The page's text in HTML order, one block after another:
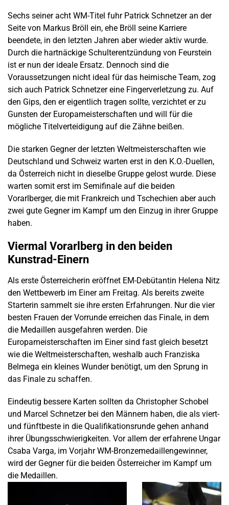
Sechs seiner acht WM-Titel fuhr Patrick Schnetzer an der
Seite von Markus Bröll ein, ehe Bröll seine Karriere
beendete, in den letzten Jahren aber wieder aktiv wurde.
Durch die hartnäckige Schulterentzündung von Feurstein
ist er nun der ideale Ersatz. Dennoch sind die
Voraussetzungen nicht ideal für das heimische Team, zog
sich auch Patrick Schnetzer eine Fingerverletzung zu. Auf
den Gips, den er eigentlich tragen sollte, verzichtet er zu
Gunsten der Europameisterschaften und will für die
mögliche Titelverteidigung auf die Zähne beißen.
Die starken Gegner der letzten Weltmeisterschaften wie
Deutschland und Schweiz warten erst in den K.O.-Duellen,
da Österreich nicht in dieselbe Gruppe gelost wurde. Diese
warten somit erst im Semifinale auf die beiden
Vorarlberger, die mit Frankreich und Tschechien aber auch
zwei gute Gegner im Kampf um den Einzug in ihrer Gruppe
haben.
Viermal Vorarlberg in den beiden
Kunstrad-Einern
Als erste Österreicherin eröffnet EM-Debütantin Helena Nitz
den Wettbewerb im Einer am Freitag. Als bereits zweite
Starterin sammelt sie ihre ersten Erfahrungen. Nur die vier
besten Frauen der Vorrunde erreichen das Finale, in dem
die Medaillen ausgefahren werden. Die
Europameisterschaften im Einer sind fast gleich besetzt
wie die Weltmeisterschaften, weshalb auch Franziska
Belmega ein kleines Wunder benötigt, um den Sprung in
das Finale zu schaffen.
Eindeutig bessere Karten sollten da Christopher Schobel
und Marcel Schnetzer bei den Männern haben, die als viert-
und fünftbeste in die Qualifikationsrunde gehen anhand
ihrer Übungsschwierigkeiten. Vor allem der erfahrene Ungar
Csaba Varga, im Vorjahr WM-Bronzemedaillengewinner,
wird der Gegner für die beiden Österreicher im Kampf um
die Medaillen.